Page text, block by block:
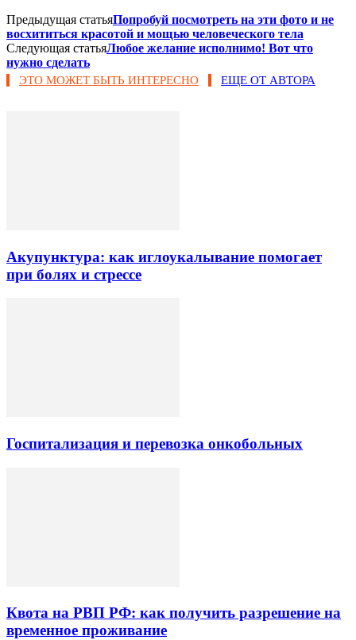
Предыдущая статьяПопробуй посмотреть на эти фото и не
восхититься красотой и мощью человеческого тела
Следующая статьяЛюбое желание исполнимо! Вот что
нужно сделать
ЭТО МОЖЕТ БЫТЬ ИНТЕРЕСНО ЕЩЕ ОТ АВТОРА
Акупунктура: как иглоукалывание помогает
при болях и стрессе
Госпитализация и перевозка онкобольных
Квота на РВП РФ: как получить разрешение на
временное проживание